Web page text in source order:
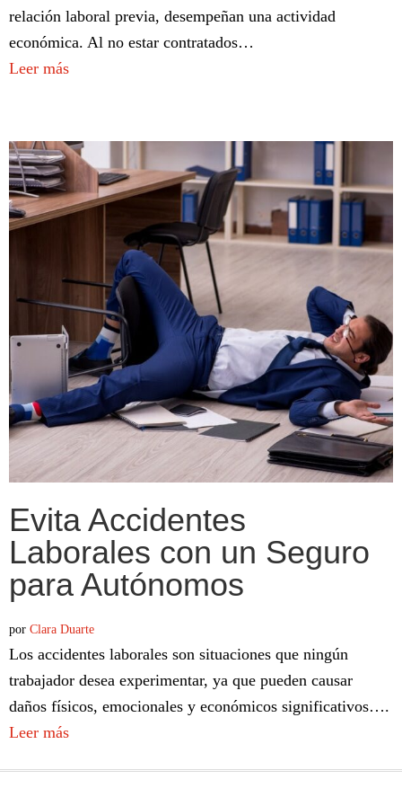
relación laboral previa, desempeñan una actividad
económica. Al no estar contratados…
Leer más
Evita Accidentes
Laborales con un Seguro
para Autónomos
por Clara Duarte
Los accidentes laborales son situaciones que ningún
trabajador desea experimentar, ya que pueden causar
daños físicos, emocionales y económicos significativos….
Leer más